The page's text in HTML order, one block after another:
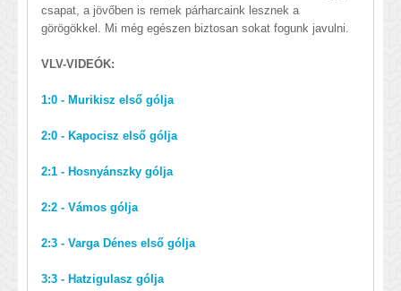
csapat, a jövőben is remek párharcaink lesznek a
görögökkel. Mi még egészen biztosan sokat fogunk javulni.
VLV-VIDEÓK:
1:0 - Murikisz első gólja
2:0 - Kapocisz első gólja
2:1 - Hosnyánszky gólja
2:2 - Vámos gólja
2:3 - Varga Dénes első gólja
3:3 - Hatzigulasz gólja